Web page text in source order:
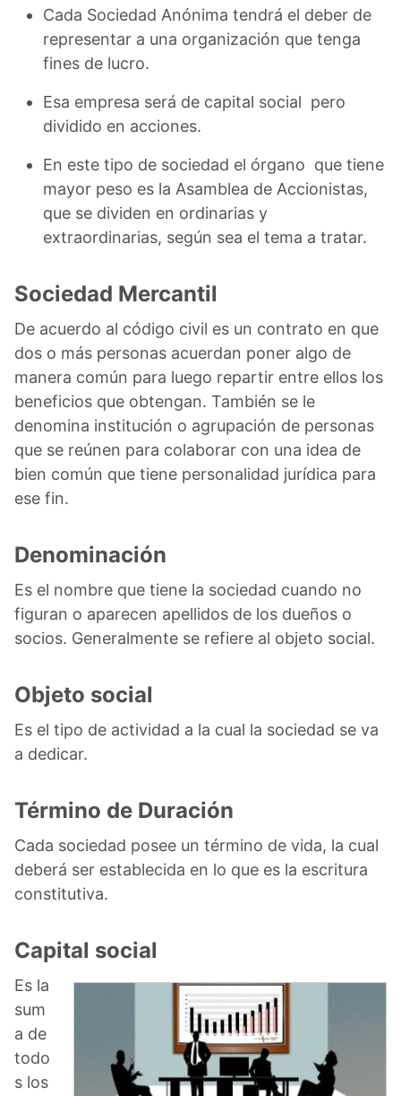
Cada Sociedad Anónima tendrá el deber de
representar a una organización que tenga
fines de lucro.
Esa empresa será de capital social pero
dividido en acciones.
En este tipo de sociedad el órgano que tiene
mayor peso es la Asamblea de Accionistas,
que se dividen en ordinarias y
extraordinarias, según sea el tema a tratar.
Sociedad Mercantil
De acuerdo al código civil es un contrato en que
dos o más personas acuerdan poner algo de
manera común para luego repartir entre ellos los
beneficios que obtengan. También se le
denomina institución o agrupación de personas
que se reúnen para colaborar con una idea de
bien común que tiene personalidad jurídica para
ese fin.
Denominación
Es el nombre que tiene la sociedad cuando no
figuran o aparecen apellidos de los dueños o
socios. Generalmente se refiere al objeto social.
Objeto social
Es el tipo de actividad a la cual la sociedad se va
a dedicar.
Término de Duración
Cada sociedad posee un término de vida, la cual
deberá ser establecida en lo que es la escritura
constitutiva.
Capital social
Es la
sum
a de
todo
s los